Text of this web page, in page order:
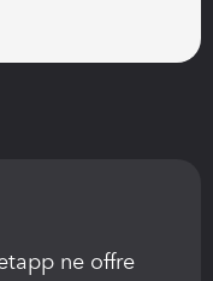
ne offre